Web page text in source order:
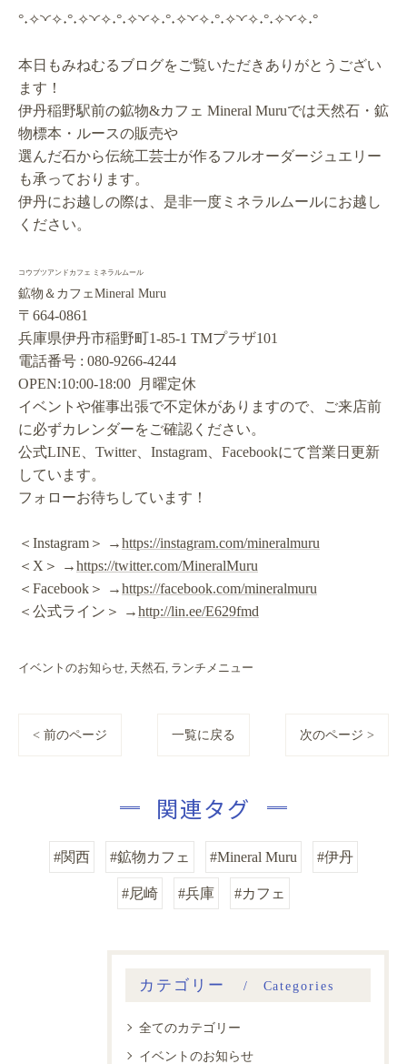
°˖✧◝◜✧˖°˖✧◝◜✧˖°˖✧◝◜✧˖°˖✧◝◜✧˖°˖✧◝◜✧˖°˖✧◝◜✧˖°
本日もみねむるブログをご覧いただきありがとうござい
ます！
伊丹稲野駅前の鉱物&カフェ Mineral Muruでは天然石・鉱
物標本・ルースの販売や
選んだ石から伝統工芸士が作るフルオーダージュエリー
も承っております。
伊丹にお越しの際は、是非一度ミネラルムールにお越し
ください。
コウブツアンドカフェ ミネラルムール
鉱物＆カフェMineral Muru
〒664-0861
兵庫県伊丹市稲野町1-85-1 TMプラザ101
電話番号 : 080-9266-4244
OPEN:10:00-18:00 月曜定休
イベントや催事出張で不定休がありますので、ご来店前
に必ずカレンダーをご確認ください。
公式LINE、Twitter、Instagram、Facebookにて営業日更新
しています。
フォローお待ちしています！
＜Instagram＞ →https://instagram.com/mineralmuru
＜X＞ →https://twitter.com/MineralMuru
＜Facebook＞ →https://facebook.com/mineralmuru
＜公式ライン＞ →http://lin.ee/E629fmd
イベントのお知らせ 天然石 ランチメニュー
< 前のページ 一覧に戻る 次のページ >
関連タグ
#関西 #鉱物カフェ #Mineral Muru #伊丹
#尼崎 #兵庫 #カフェ
カテゴリー Categories
全てのカテゴリー
イベントのお知らせ